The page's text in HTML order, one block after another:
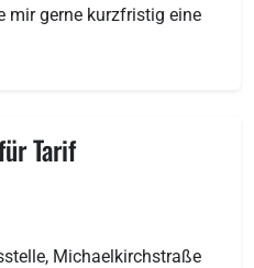
mir gerne kurzfristig eine
Tarif
Michaelkirchstraße